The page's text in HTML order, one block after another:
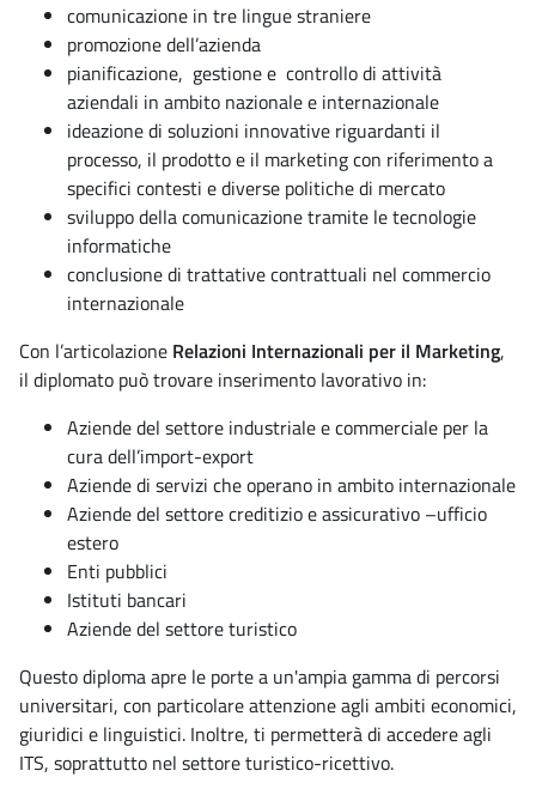
comunicazione in tre lingue straniere
promozione dell’azienda
pianificazione, gestione e controllo di attività
aziendali in ambito nazionale e internazionale
ideazione di soluzioni innovative riguardanti il
processo, il prodotto e il marketing con riferimento a
specifici contesti e diverse politiche di mercato
sviluppo della comunicazione tramite le tecnologie
informatiche
conclusione di trattative contrattuali nel commercio
internazionale
Con l’articolazione Relazioni Internazionali per il Marketing,
il diplomato può trovare inserimento lavorativo in:
Aziende del settore industriale e commerciale per la
cura dell’import-export
Aziende di servizi che operano in ambito internazionale
Aziende del settore creditizio e assicurativo –ufficio
estero
Enti pubblici
Istituti bancari
Aziende del settore turistico
Questo diploma apre le porte a un'ampia gamma di percorsi
universitari, con particolare attenzione agli ambiti economici,
giuridici e linguistici. Inoltre, ti permetterà di accedere agli
ITS, soprattutto nel settore turistico-ricettivo.